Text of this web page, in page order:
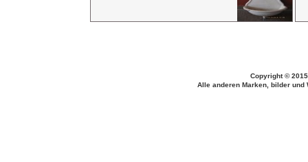
Copyright ©
Alle anderen Marken, bilder und